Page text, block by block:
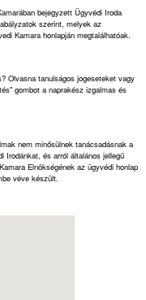
bejegyzett Ügyvédi Iroda
szerint, melyek az
Kamara honlapján megtalálhatóak.
Olvasna tanulságos jogeseteket vagy
gombot a naprakész izgalmas és
nem minősülnek tanácsadásnak a
Irodánkat, és arról általános jellegű
Elnökségének az ügyvédi honlap
véve készült.